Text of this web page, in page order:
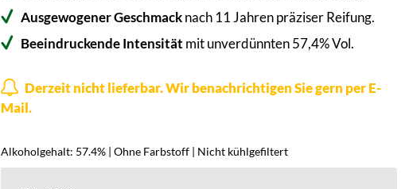
Ausgewogener Geschmacknach 11 Jahren präziser Reifung.
Beeindruckende Intensität mit unverdünnten 57,4% Vol.
Derzeit nicht lieferbar. Wir benachrichtigen Sie gern per E-
Mail.
Alkoholgehalt: 57.4% | Ohne Farbstoff | Nicht kühlgefiltert